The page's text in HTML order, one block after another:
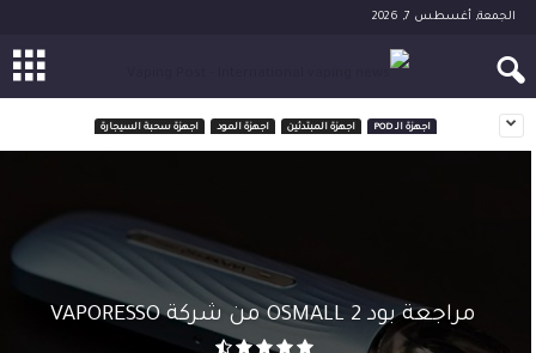
الجمعة, أغسطس 7, 2026
اجهزة الـ POD اجهزة المبتدئين اجهزة المود اجهزة سحبة السيجارة
مراجعة بود OSMALL 2 من شركة VAPORESSO